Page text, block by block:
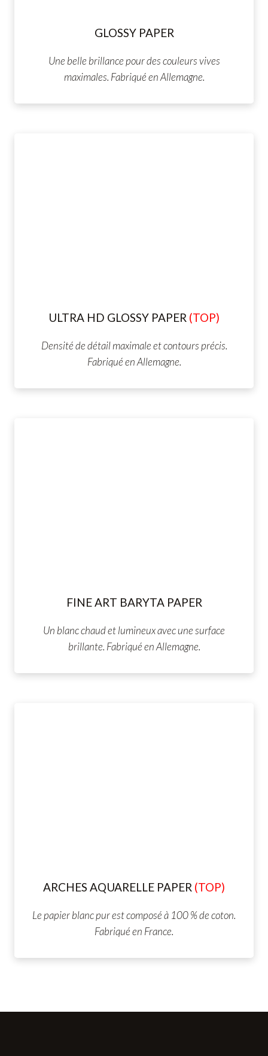
GLOSSY PAPER
Une belle brillance pour des couleurs vives
maximales. Fabriqué en Allemagne.
ULTRA HD GLOSSY PAPER (TOP)
Densité de détail maximale et contours précis.
Fabriqué en Allemagne.
FINE ART BARYTA PAPER
Un blanc chaud et lumineux avec une surface
brillante. Fabriqué en Allemagne.
ARCHES AQUARELLE PAPER (TOP)
Le papier blanc pur est composé à 100 % de coton.
Fabriqué en France.